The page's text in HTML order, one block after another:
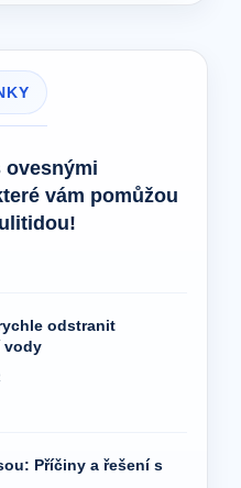
ovesnými
vám pomůžou
odstranit
vody
Příčiny a řešení s